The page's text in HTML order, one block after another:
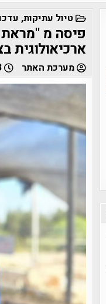
POSTED
IN
טיול עתיקות,
פיסה מ "מראת
ארכיאולוגית
מערכת האתר 09/08/2023